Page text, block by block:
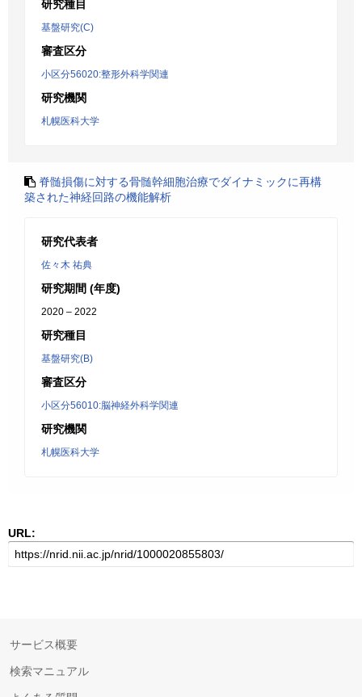
研究種目
基盤研究(C)
審査区分
小区分56020:整形外科学関連
研究機関
札幌医科大学
脊髄損傷に対する骨髄幹細胞治療でダイナミックに再構
築された神経回路の機能解析
研究代表者
佐々木 祐典
研究期間 (年度)
2020 – 2022
研究種目
基盤研究(B)
審査区分
小区分56010:脳神経外科学関連
研究機関
札幌医科大学
URL:
サービス概要
検索マニュアル